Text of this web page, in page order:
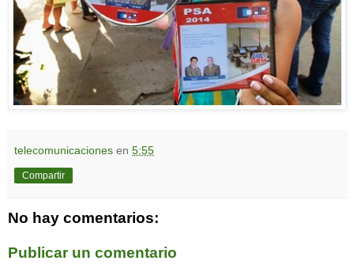
telecomunicaciones en 5:55
Compartir
No hay comentarios:
Publicar un comentario